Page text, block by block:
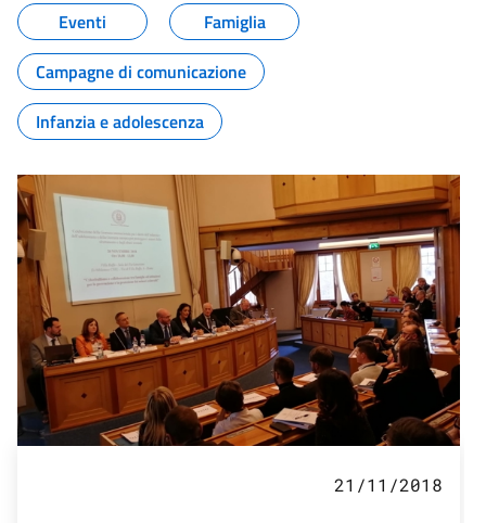
Eventi
Famiglia
Campagne di comunicazione
Infanzia e adolescenza
21/11/2018